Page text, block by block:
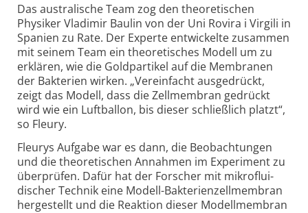
Das australische Team zog den theore­tischen
Physiker Vladimir Baulin von der Uni Rovira i Virgili in
Spanien zu Rate. Der Experte entwickelte zusammen
mit seinem Team ein theore­tisches Modell um zu
erklären, wie die Gold­partikel auf die Membranen
der Bakterien wirken. „Verein­facht ausge­drückt,
zeigt das Modell, dass die Zell­membran gedrückt
wird wie ein Luft­ballon, bis dieser schließlich platzt“,
so Fleury.
Fleurys Aufgabe war es dann, die Beobach­tungen
und die theore­tischen Annahmen im Experi­ment zu
über­prüfen. Dafür hat der Forscher mit mikro­flui­
discher Technik eine Modell-Bakterien­zell­membran
herge­stellt und die Reaktion dieser Modell­membran